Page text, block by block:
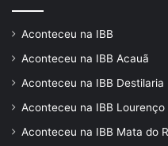
Aconteceu na IBB
Aconteceu na IBB Acauã
Aconteceu na IBB Destilaria
Aconteceu na IBB Lourenço
Aconteceu na IBB Mata do